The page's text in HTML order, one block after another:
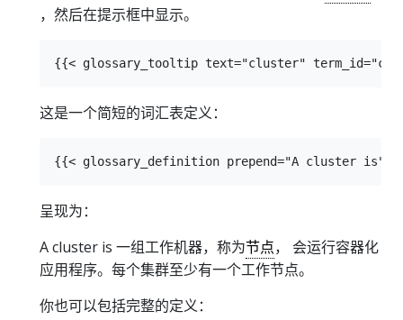
，然后在提示框中显示。
这是一个简短的词汇表定义：
呈现为：
A cluster is 一组工作机器，称为节点， 会运行容器化
应用程序。每个集群至少有一个工作节点。
你也可以包括完整的定义：